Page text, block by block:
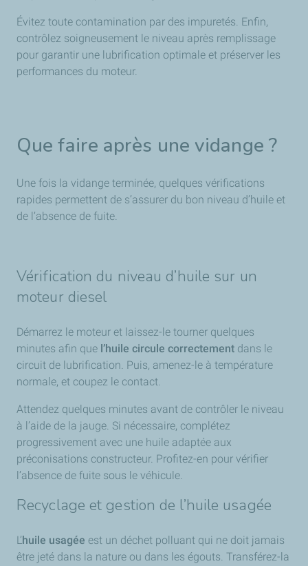
Évitez toute contamination par des impuretés. Enfin,
contrôlez soigneusement le niveau après remplissage
pour garantir une lubrification optimale et préserver les
performances du moteur.
Que faire après une vidange ?
Une fois la vidange terminée, quelques vérifications
rapides permettent de s’assurer du bon niveau d’huile et
de l’absence de fuite.
Vérification du niveau d’huile sur un
moteur diesel
Démarrez le moteur et laissez-le tourner quelques
minutes afin que l’huile circule correctement dans le
circuit de lubrification. Puis, amenez-le à température
normale, et coupez le contact.
Attendez quelques minutes avant de contrôler le niveau
à l’aide de la jauge. Si nécessaire, complétez
progressivement avec une huile adaptée aux
préconisations constructeur. Profitez-en pour vérifier
l’absence de fuite sous le véhicule.
Recyclage et gestion de l’huile usagée
L’huile usagée est un déchet polluant qui ne doit jamais
être jeté dans la nature ou dans les égouts. Transférez-la